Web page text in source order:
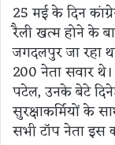
25 मई के दिन
रैली खत्म होने के
जगदलपुर जा रहा
200 नेता सवार
पटेल, उनके बेटे
सुरक्षाकर्मियों के
सभी टॉप नेता इस